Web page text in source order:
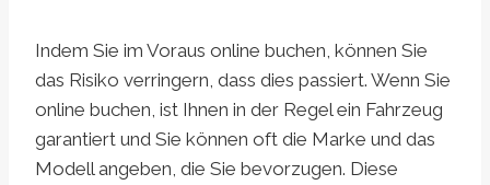
Indem Sie im Voraus online buchen, können Sie
das Risiko verringern, dass dies passiert. Wenn Sie
online buchen, ist Ihnen in der Regel ein Fahrzeug
garantiert und Sie können oft die Marke und das
Modell angeben, die Sie bevorzugen. Diese